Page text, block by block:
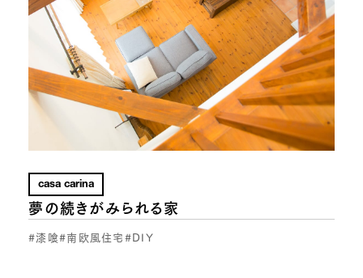
casa carina
夢の続きがみられる家
#漆喰#南欧風住宅#DIY